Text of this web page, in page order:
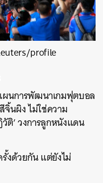
profile
ผนการพัฒนาเกมฟุตบอล
จิ้นผิง ไม่ใช่ความ
ติ’ วงการลูกหนังแดน
งด้วยกัน แต่ยังไม่